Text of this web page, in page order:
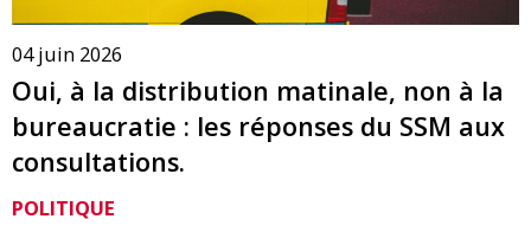
04 juin 2026
Oui, à la distribution matinale, non à la
bureaucratie : les réponses du SSM aux
consultations.
POLITIQUE